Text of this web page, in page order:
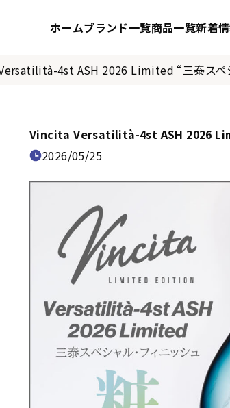
ホームブランド一覧商品一覧新着
4st ASH 2026 Limited “三泰スペ
Vincita Versatilità-4st ASH 2026
2026/05/25